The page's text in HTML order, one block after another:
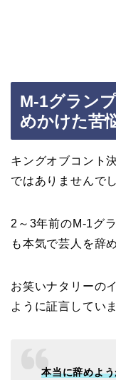
M-1グラン
めかけた苦
キングオブコント
ではありませんでし
2～3年前のM-1グ
も本気で芸人を辞
お笑いナタリーの
ように証言してい
本当に辞めよ